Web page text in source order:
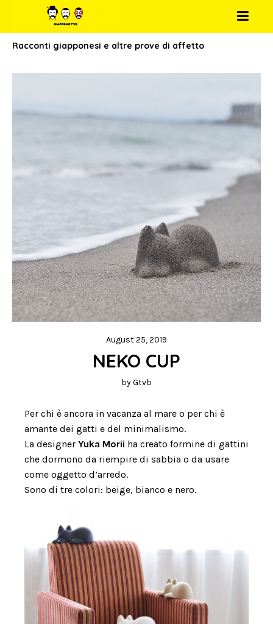
Racconti giapponesi e altre prove di affetto
August 25, 2019
NEKO CUP
byGtvb
Per chi è ancora in vacanza al mare o per chi è
amante dei gatti e del minimalismo.
La designer Yuka Morii ha creato formine di gattini
che dormono da riempire di sabbia o da usare
come oggetto d’arredo.
Sono di tre colori: beige, bianco e nero.